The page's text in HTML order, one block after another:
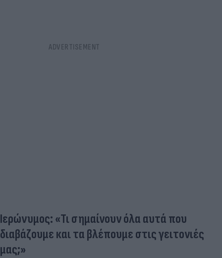
Ιερώνυμος: «Τι σημαίνουν όλα αυτά που
διαβάζουμε και τα βλέπουμε στις γειτονιές
μας;»